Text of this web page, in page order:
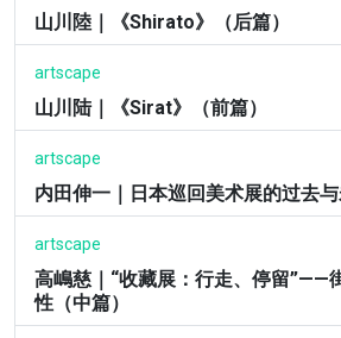
山川陸｜《Shirato》（后篇）
artscape
山川陆｜《Sirat》（前篇）
artscape
内田伸一｜日本巡回美术展的过去与
artscape
高嶋慈｜“收藏展：行走、停留”——
性（中篇）